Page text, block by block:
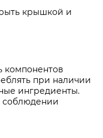
крышкой и
компонентов
при наличии
ингредиенты.
соблюдении